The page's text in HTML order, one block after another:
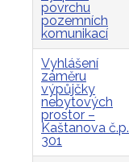
povrchu
pozemních
komunikací
Vyhlášení
záměru
výpůjčky
nebytových
prostor –
Kaštanova č.p.
301